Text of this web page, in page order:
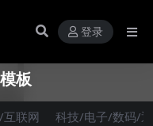
登录
板
联网
科技/电子/数码/